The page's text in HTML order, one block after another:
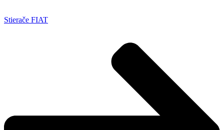
Stierače FIAT